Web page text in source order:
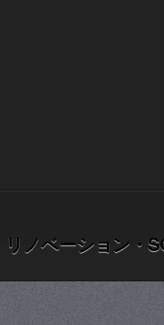
ノベーション・